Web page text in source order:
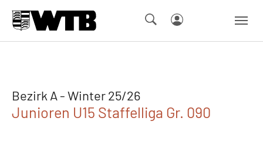
Bezirk A - Winter 25/26
Junioren U15 Staffelliga Gr. 090